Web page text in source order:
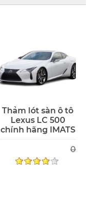
Thảm lót sàn ô tô
Lexus LC 500
chính hãng IMATS
0